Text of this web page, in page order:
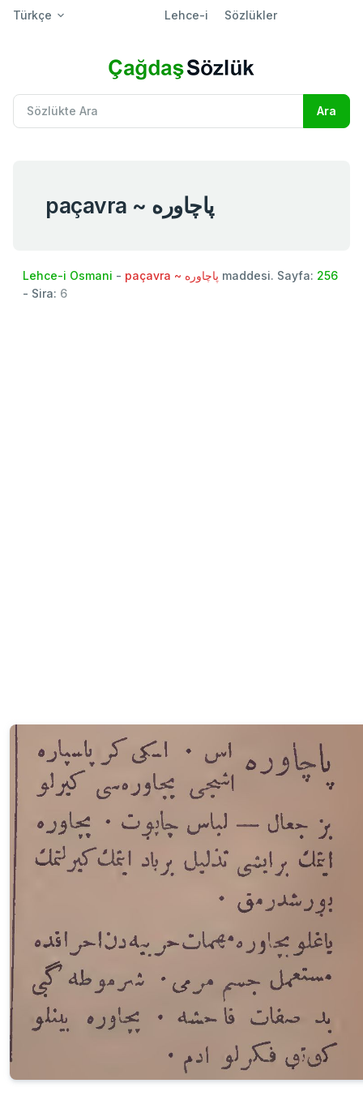
Türkçe Lehce-i Sözlükler
paçavra ~ پاچاوره
Lehce-i Osmani - paçavra ~ پاچاوره maddesi. Sayfa: 256
- Sira: 6